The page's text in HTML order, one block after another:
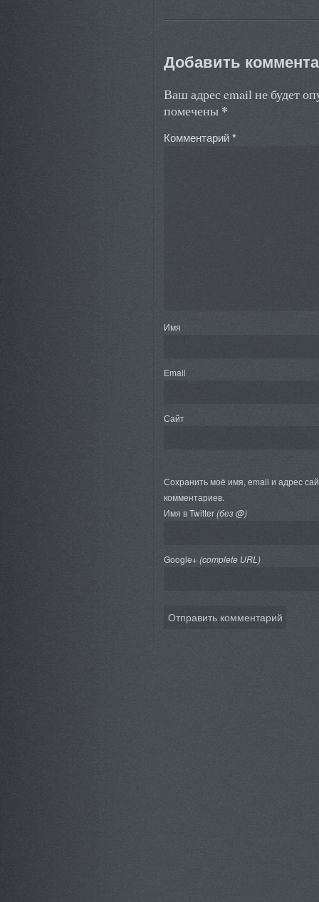
Добавить
Ваш адрес email не будет
помечены *
Комментарий*
Имя
Email
Сайт
Сохранить моё имя, email и адрес
комментариев.
Имя в Twitter(без @)
Google+(complete URL)